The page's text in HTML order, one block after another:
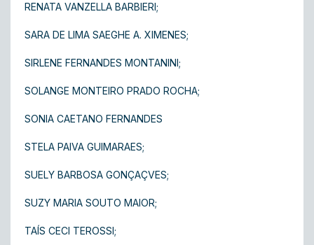
RENATA VANZELLA BARBIERI;
SARA DE LIMA SAEGHE A. XIMENES;
SIRLENE FERNANDES MONTANINI;
SOLANGE MONTEIRO PRADO ROCHA;
SONIA CAETANO FERNANDES
STELA PAIVA GUIMARAES;
SUELY BARBOSA GONÇAÇVES;
SUZY MARIA SOUTO MAIOR;
TAÍS CECI TEROSSI;